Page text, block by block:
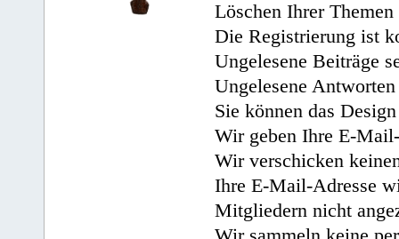
Löschen Ihrer
Die Registrierung ist
Ungelesene Beiträge
Ungelesene
Sie können das
Wir geben Ihre E-
Wir verschicken
Ihre E-Mail-Adresse
Mitgliedern nicht